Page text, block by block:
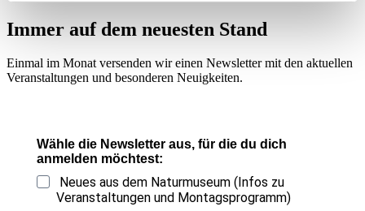
Immer auf dem neuesten Stand
Einmal im Monat versenden wir einen Newsletter mit den aktuellen
Veranstaltungen und besonderen Neuigkeiten.
Wähle die Newsletter aus, für die du dich
anmelden möchtest:
Neues aus dem Naturmuseum (Infos zu
Veranstaltungen und Montagsprogramm)